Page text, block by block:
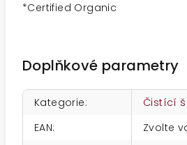
*Certified Organic
Doplňkové parametry
Kategorie:
Čistící
EAN:
Zvolte